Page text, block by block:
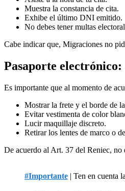
Muestra la constancia de cita.
Exhibe el último DNI emitido.
No debes tener multas
Cabe indicar que, Migraciones no
Pasaporte
Es importante que al momento de
Mostrar la frete y el borde de
Evitar vestimenta de color
Lucir maquillaje discreto.
Retirar los lentes de marco o
De acuerdo al Art. 37 del Reniec, no
#Importante | Ten en cuenta